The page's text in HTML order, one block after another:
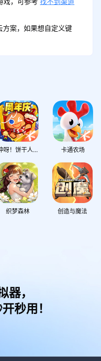
案，如果想自定义键
冲呀！饼干人：王国 卡通农场
织梦森林 创造与魔法
，
秒用！